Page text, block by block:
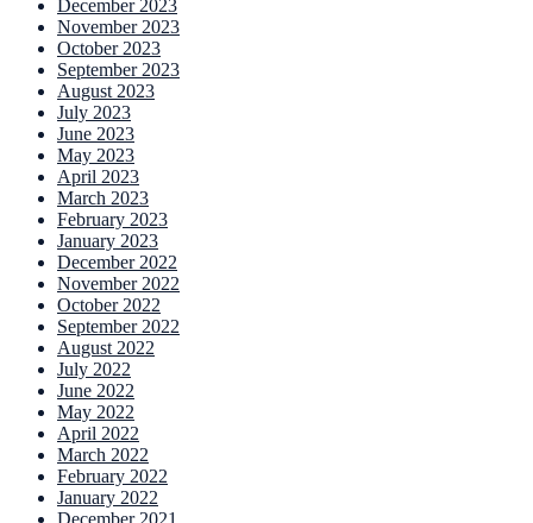
December 2023
November 2023
October 2023
September 2023
August 2023
July 2023
June 2023
May 2023
April 2023
March 2023
February 2023
January 2023
December 2022
November 2022
October 2022
September 2022
August 2022
July 2022
June 2022
May 2022
April 2022
March 2022
February 2022
January 2022
December 2021